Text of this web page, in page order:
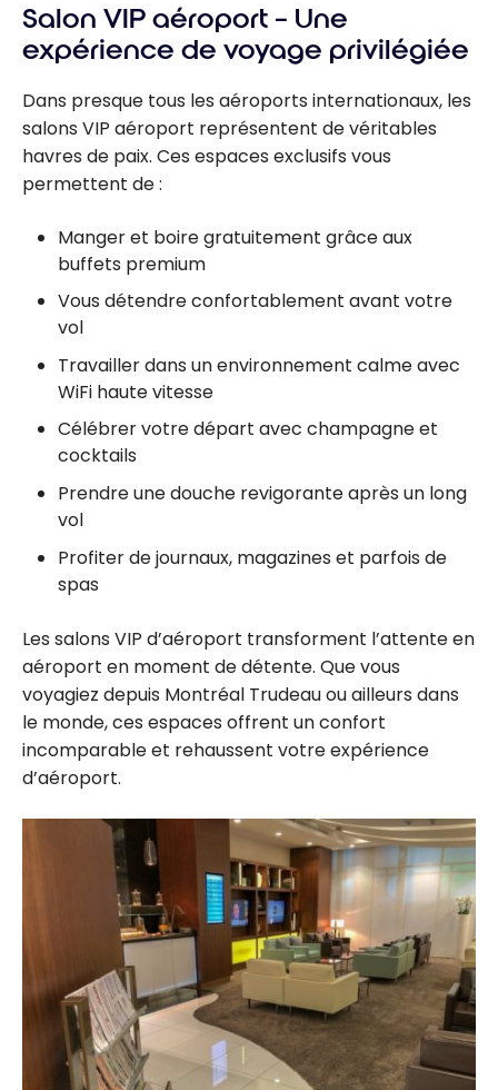
Salon VIP aéroport – Une
expérience de voyage privilégiée
Dans presque tous les aéroports internationaux, les
salons VIP aéroport représentent de véritables
havres de paix. Ces espaces exclusifs vous
permettent de :
Manger et boire gratuitement grâce aux
buffets premium
Vous détendre confortablement avant votre
vol
Travailler dans un environnement calme avec
WiFi haute vitesse
Célébrer votre départ avec champagne et
cocktails
Prendre une douche revigorante après un long
vol
Profiter de journaux, magazines et parfois de
spas
Les salons VIP d’aéroport transforment l’attente en
aéroport en moment de détente. Que vous
voyagiez depuis Montréal Trudeau ou ailleurs dans
le monde, ces espaces offrent un confort
incomparable et rehaussent votre expérience
d’aéroport.